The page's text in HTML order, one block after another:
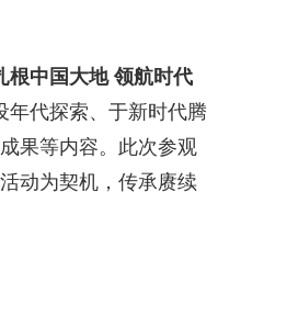
根中国大地 领航时代
年代探索、于新时代腾
果等内容。此次参观
动为契机，传承赓续